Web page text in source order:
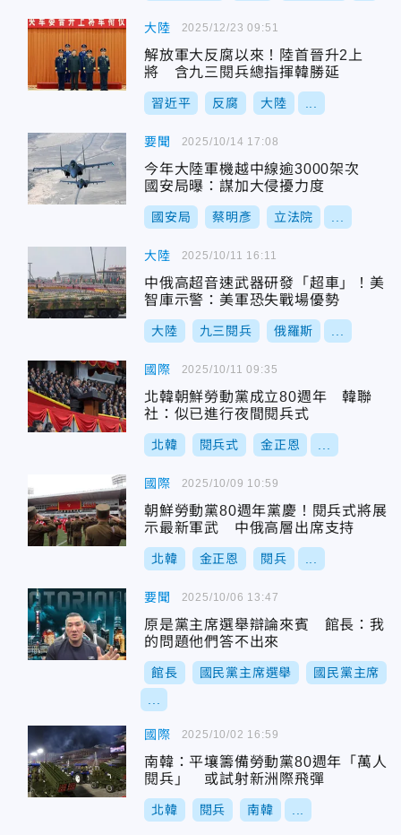
大陸
解放軍大反腐以來！陸首晉升2上
將 含九三閱兵總指揮韓勝延
習近平 反腐 大陸
2025/12/23 09:51
要聞
今年大陸軍機越中線逾3000架次
國安局曝：謀加大侵擾力度
國安局 蔡明彥 立法院
2025/10/14 17:08
大陸
中俄高超音速武器研發「超車」！美
智庫示警：美軍恐失戰場優勢
大陸 九三閱兵 俄羅斯
2025/10/11 16:11
國際
北韓朝鮮勞動黨成立80週年 韓聯
社：似已進行夜間閱兵式
北韓 閱兵式 金正恩
2025/10/11 09:35
國際
朝鮮勞動黨80週年黨慶！閱兵式將展
示最新軍武 中俄高層出席支持
北韓 金正恩 閱兵
2025/10/09 10:59
要聞
原是黨主席選舉辯論來賓 館長：我
的問題他們答不出來
館長 國民黨主席選舉 國民黨主席
2025/10/06 13:47
國際
南韓：平壤籌備勞動黨80週年「萬人
閱兵」 或試射新洲際飛彈
北韓 閱兵 南韓
2025/10/02 16:59